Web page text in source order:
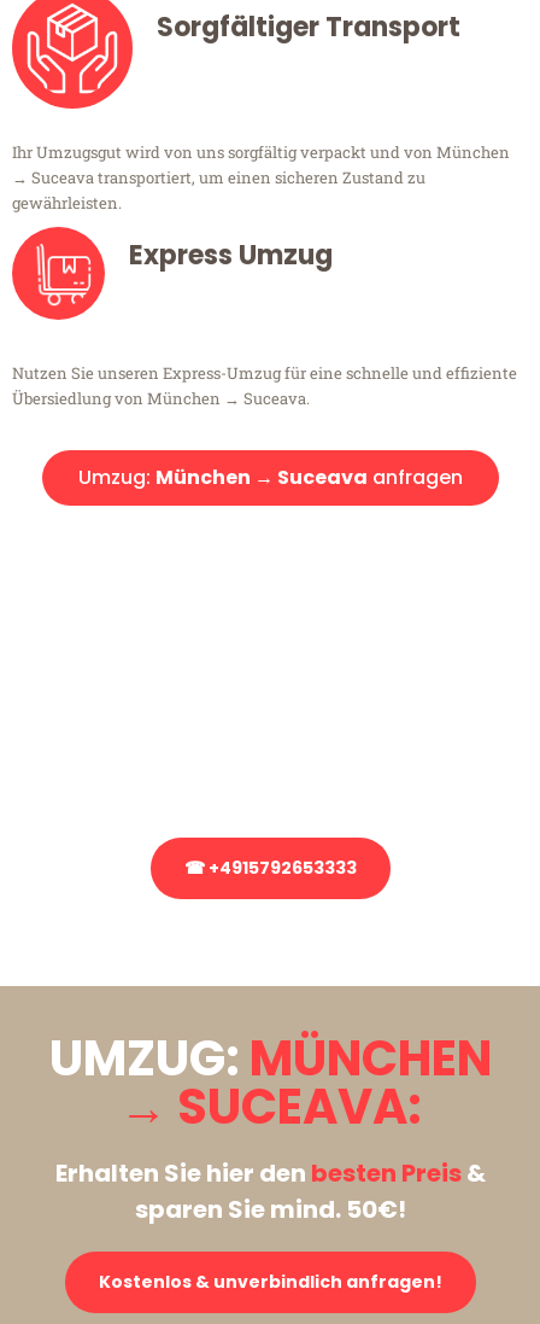
Sorgfältiger Transport
Ihr Umzugsgut wird von uns sorgfältig verpackt und von München
→ Suceava transportiert, um einen sicheren Zustand zu
gewährleisten.
Express Umzug
Nutzen Sie unseren Express-Umzug für eine schnelle und effiziente
Übersiedlung von München → Suceava.
Umzug: München → Suceava anfragen
☎ +4915792653333
UMZUG: MÜNCHEN
→ SUCEAVA:
Erhalten Sie hier den besten Preis&
sparen Sie mind. 50€!
Kostenlos & unverbindlich anfragen!